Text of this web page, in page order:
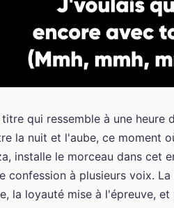
qui ressemble à une heure
la nuit et l'aube, ce moment
installe le morceau dans cet
à plusieurs voix. La
la loyauté mise à l'épreuve,